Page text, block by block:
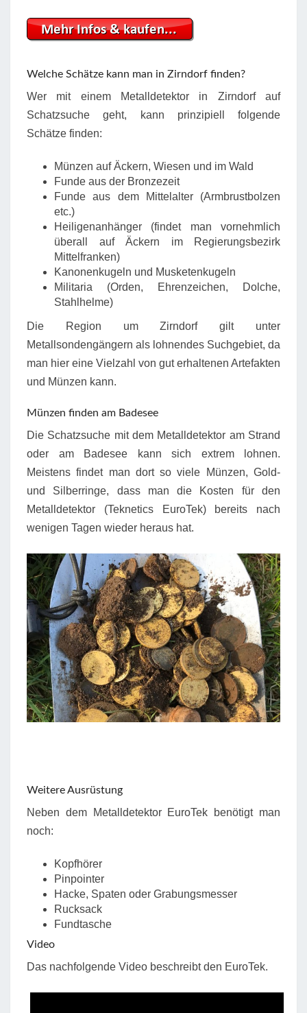
Welche Schätze kann man in Zirndorf finden?
Wer mit einem Metalldetektor in Zirndorf auf
Schatzsuche geht, kann prinzipiell folgende
Schätze finden:
Münzen auf Äckern, Wiesen und im Wald
Funde aus der Bronzezeit
Funde aus dem Mittelalter (Armbrustbolzen
etc.)
Heiligenanhänger (findet man vornehmlich
überall auf Äckern im Regierungsbezirk
Mittelfranken)
Kanonenkugeln und Musketenkugeln
Militaria (Orden, Ehrenzeichen, Dolche,
Stahlhelme)
Die Region um Zirndorf gilt unter
Metallsondengängern als lohnendes Suchgebiet, da
man hier eine Vielzahl von gut erhaltenen Artefakten
und Münzen kann.
Münzen finden am Badesee
Die Schatzsuche mit dem Metalldetektor am Strand
oder am Badesee kann sich extrem lohnen.
Meistens findet man dort so viele Münzen, Gold-
und Silberringe, dass man die Kosten für den
Metalldetektor (Teknetics EuroTek) bereits nach
wenigen Tagen wieder heraus hat.
Weitere Ausrüstung
Neben dem Metalldetektor EuroTek benötigt man
noch:
Kopfhörer
Pinpointer
Hacke, Spaten oder Grabungsmesser
Rucksack
Fundtasche
Video
Das nachfolgende Video beschreibt den EuroTek.